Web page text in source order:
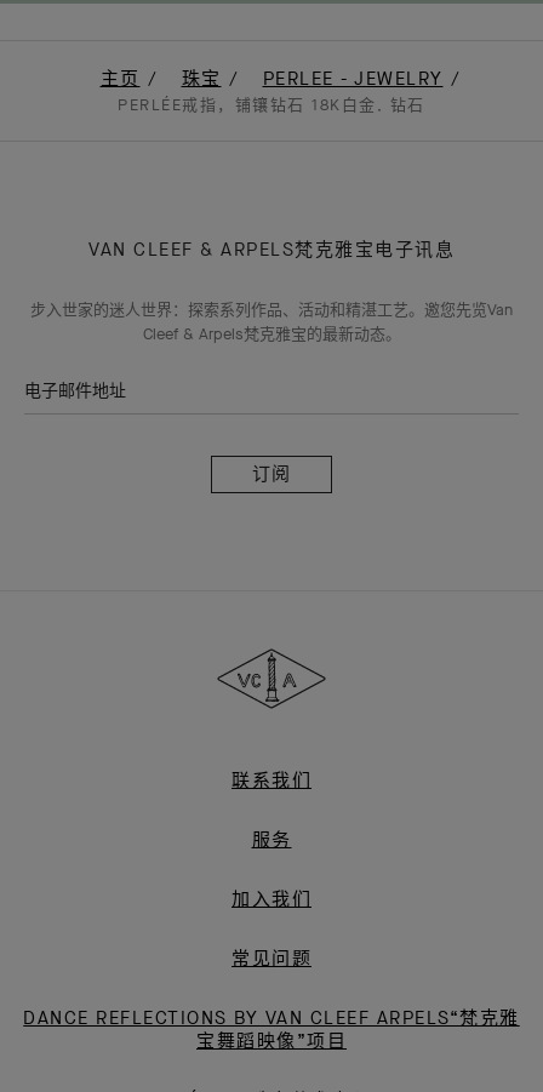
主页 珠宝 PERLEE - JEWELRY
PERLÉE戒指，铺镶钻石 18K白金, 钻石
VAN CLEEF & ARPELS梵克雅宝电子讯息
步入世家的迷人世界：探索系列作品、活动和精湛工艺。邀您先览Van
Cleef & Arpels梵克雅宝的最新动态。
电子邮件地址
阅
&
Arpels
梵
雅
宝
联系我们
服务
加入我们
常见问题
DANCE REFLECTIONS BY VAN CLEEF ARPELS“梵克雅
宝舞蹈映像”项目